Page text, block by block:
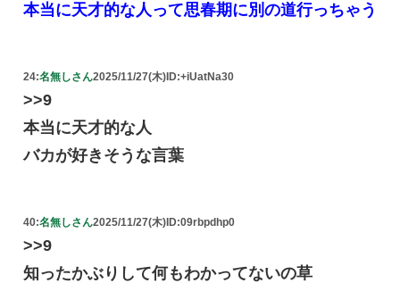
本当に天才的な人って思春期に別の道行っちゃう
24:名無しさん2025/11/27(木) ID:+iUatNa30
>>9
本当に天才的な人
バカが好きそうな言葉
40:名無しさん2025/11/27(木)ID:09rbpdhp0
>>9
知ったかぶりして何もわかってないの草